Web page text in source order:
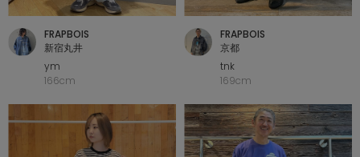
FRAPBOIS
新宿丸井
ym
166cm
FRAPBOIS
京都
tnk
169cm